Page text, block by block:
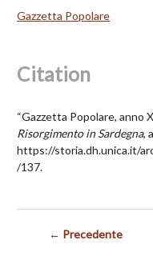
Gazzetta Popolare
Citation
“Gazzetta Popolare, anno
Risorgimento in Sardegna,
https://storia.dh.unica.it/
/137.
← Precedente